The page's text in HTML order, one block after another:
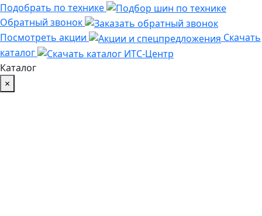
Подобрать по технике
Обратный звонок
Посмотреть акции
Скачать
каталог
Каталог
×